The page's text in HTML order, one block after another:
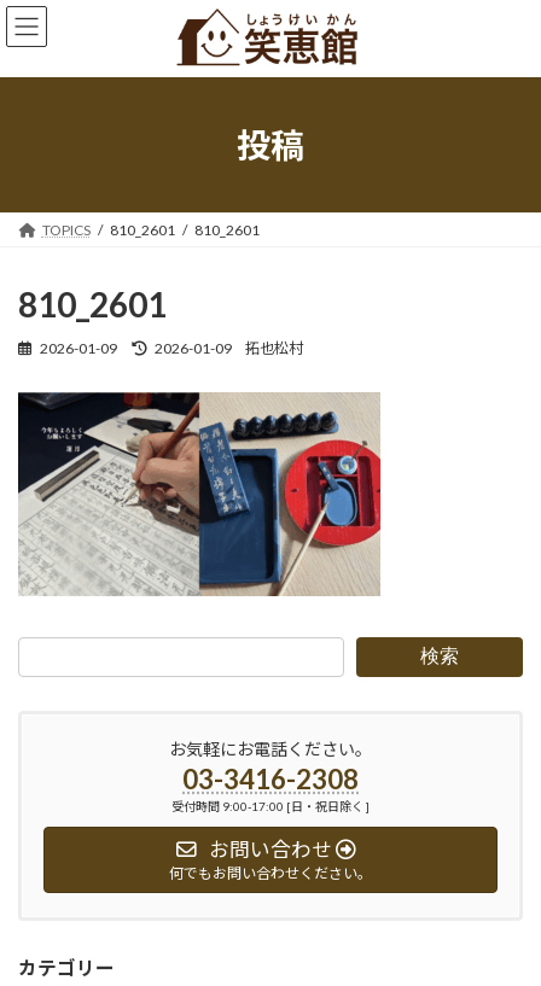
コ
ン
ン
ナ
ビ
ー
投稿
TOPICS 810_2601 810_2601
810_2601
2026-01-09
最
更
新
日
時
:
2026-01-09 拓也松村
検索
お気軽にお電話ください。
03-3416-2308
受付時間 9:00-17:00 [日・祝日除く ]
お問い合わせ
何でもお問い合わせください。
カテゴリー